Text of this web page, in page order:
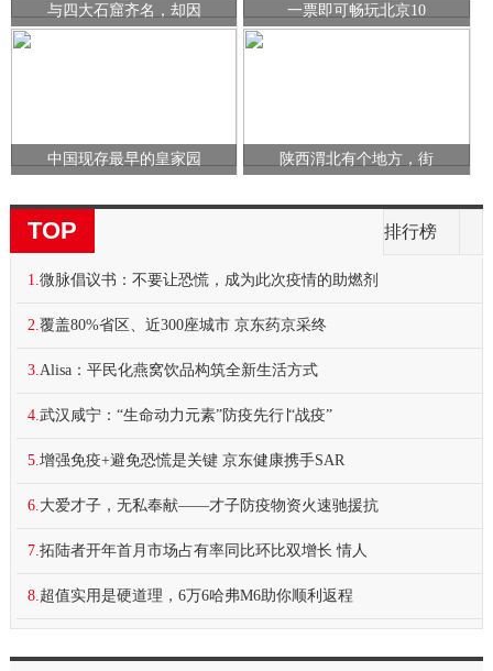
与四大石窟齐名，却因 一票即可畅玩北京10
中国现存最早的皇家园 陕西渭北有个地方，街
TOP 排行榜
1. 微脉倡议书：不要让恐慌，成为此次疫情的助燃剂
2. 覆盖80%省区、近300座城市 京东药京采终
3. Alisa：平民化燕窝饮品构筑全新生活方式
4. 武汉咸宁：“生命动力元素”防疫先行∣“战疫”
5. 增强免疫+避免恐慌是关键 京东健康携手SAR
6. 大爱才子，无私奉献——才子防疫物资火速驰援抗
7. 拓陆者开年首月市场占有率同比环比双增长 情人
8. 超值实用是硬道理，6万6哈弗M6助你顺利返程